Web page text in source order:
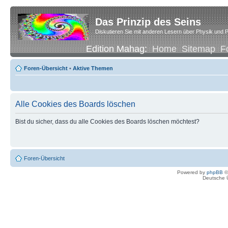
Das Prinzip des Seins
Diskutieren Sie mit anderen Lesern über Physik und
Edition Mahag:Home Sitemap
Foren-Übersicht • Aktive Themen
Alle Cookies des Boards löschen
Bist du sicher, dass du alle Cookies des Boards löschen möchtest?
Foren-Übersicht
Powered by phpBB
Deutsche